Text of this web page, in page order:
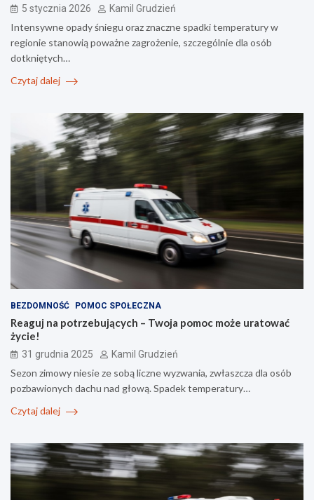
5 stycznia 2026 Kamil Grudzień
Intensywne opady śniegu oraz znaczne spadki temperatury w
regionie stanowią poważne zagrożenie, szczególnie dla osób
dotkniętych…
Czytaj dalej
BEZDOMNOŚĆ POMOC SPOŁECZNA
Reaguj na potrzebujących – Twoja pomoc może uratować
życie!
31 grudnia 2025 Kamil Grudzień
Sezon zimowy niesie ze sobą liczne wyzwania, zwłaszcza dla osób
pozbawionych dachu nad głową. Spadek temperatury…
Czytaj dalej